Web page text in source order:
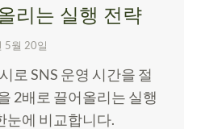
리는 실행 전략
5월 20일
로 SNS 운영 시간을 절
2배로 끌어올리는 실행
눈에 비교합니다.